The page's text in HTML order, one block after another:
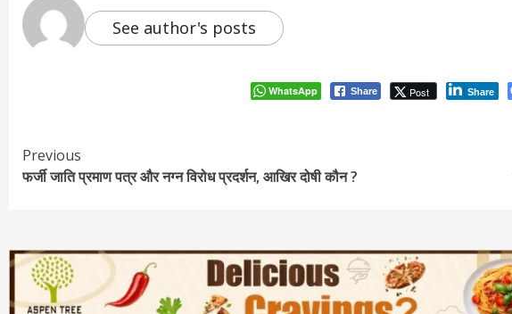
See author's posts
WhatsApp Share Post Share
Continue
Reading
Previous
फर्जी जाति प्रमाण पत्र और नग्न विरोध प्रदर्शन, आखिर दोषी कौन ?